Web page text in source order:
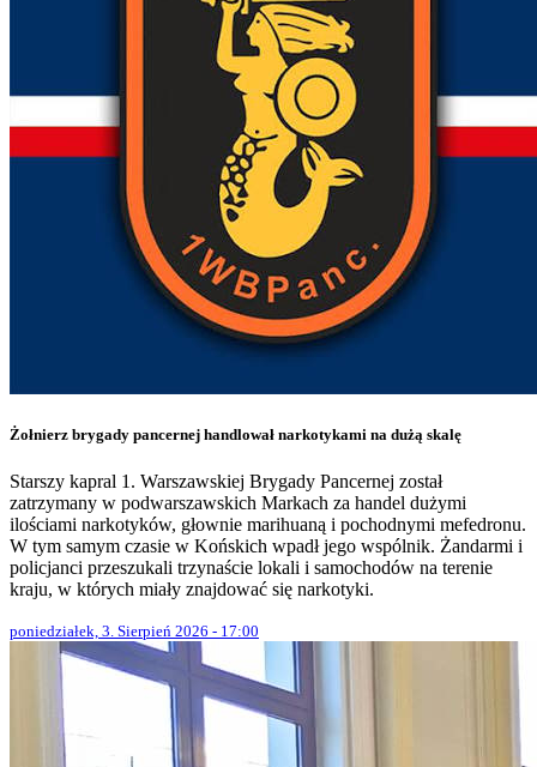
Żołnierz brygady pancernej handlował narkotykami na dużą skalę
Starszy kapral 1. Warszawskiej Brygady Pancernej został
zatrzymany w podwarszawskich Markach za handel dużymi
ilościami narkotyków, głownie marihuaną i pochodnymi mefedronu.
W tym samym czasie w Końskich wpadł jego wspólnik. Żandarmi i
policjanci przeszukali trzynaście lokali i samochodów na terenie
kraju, w których miały znajdować się narkotyki.
poniedziałek, 3. Sierpień 2026 - 17:00